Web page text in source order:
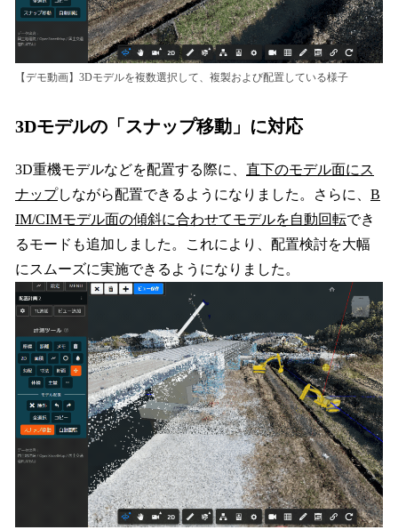
【デモ動画】3Dモデルを複数選択して、複製および配置している様子
3Dモデルの「スナップ移動」に対応
3D重機モデルなどを配置する際に、 直下のモデル面にス
ナップしながら配置できるようになりました。さらに、 B
IM/CIMモデル面の傾斜に合わせてモデルを自動回転でき
るモードも追加しました。これにより、配置検討を大幅
にスムーズに実施できるようになりました。